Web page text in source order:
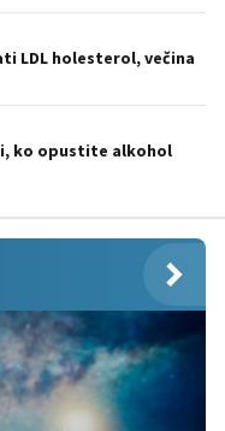
LDL holesterol, večina
ko opustite alkohol